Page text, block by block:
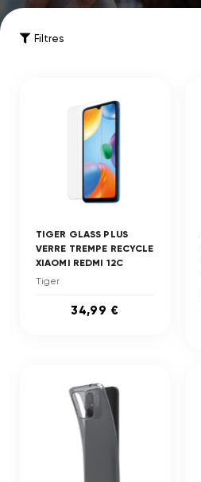
Filtres
TIGER GLASS PLUS
VERRE TREMPE RECYCLE
XIAOMI REDMI 12C
Tiger
34,99 €